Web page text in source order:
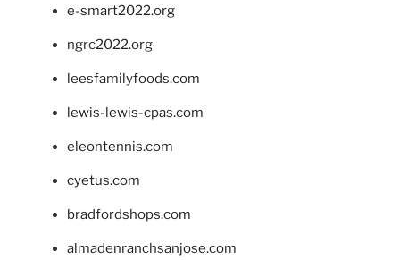
e-smart2022.org
ngrc2022.org
leesfamilyfoods.com
lewis-lewis-cpas.com
eleontennis.com
cyetus.com
bradfordshops.com
almadenranchsanjose.com